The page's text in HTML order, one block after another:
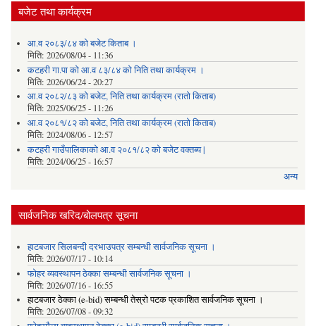
बजेट तथा कार्यक्रम
आ.व २०८३/८४ को बजेट किताब ।
मिति: 2026/08/04 - 11:36
कटहरी गा.पा को आ.व ८३/८४ को निति तथा कार्यक्रम ।
मिति: 2026/06/24 - 20:27
आ.व २०८२/८३ को बजेट, निति तथा कार्यक्रम (रातो किताब)
मिति: 2025/06/25 - 11:26
आ.व २०८१/८२ को बजेट, निति तथा कार्यक्रम (रातो किताब)
मिति: 2024/08/06 - 12:57
कटहरी गाउँपालिकाको आ.व २०८१/८२ को बजेट वक्तब्य |
मिति: 2024/06/25 - 16:57
अन्य
सार्वजनिक खरिद/बोलपत्र सूचना
हाटबजार सिलबन्दी दरभाउपत्र सम्बन्धी सार्वजनिक सूचना ।
मिति: 2026/07/17 - 10:14
फोहर व्यवस्थापन ठेक्का सम्बन्धी सार्वजनिक सूचना ।
मिति: 2026/07/16 - 16:55
हाटबजार ठेक्का (e-bid) सम्बन्धी तेस्रो पटक प्रकाशित सार्वजनिक सूचना ।
मिति: 2026/07/08 - 09:32